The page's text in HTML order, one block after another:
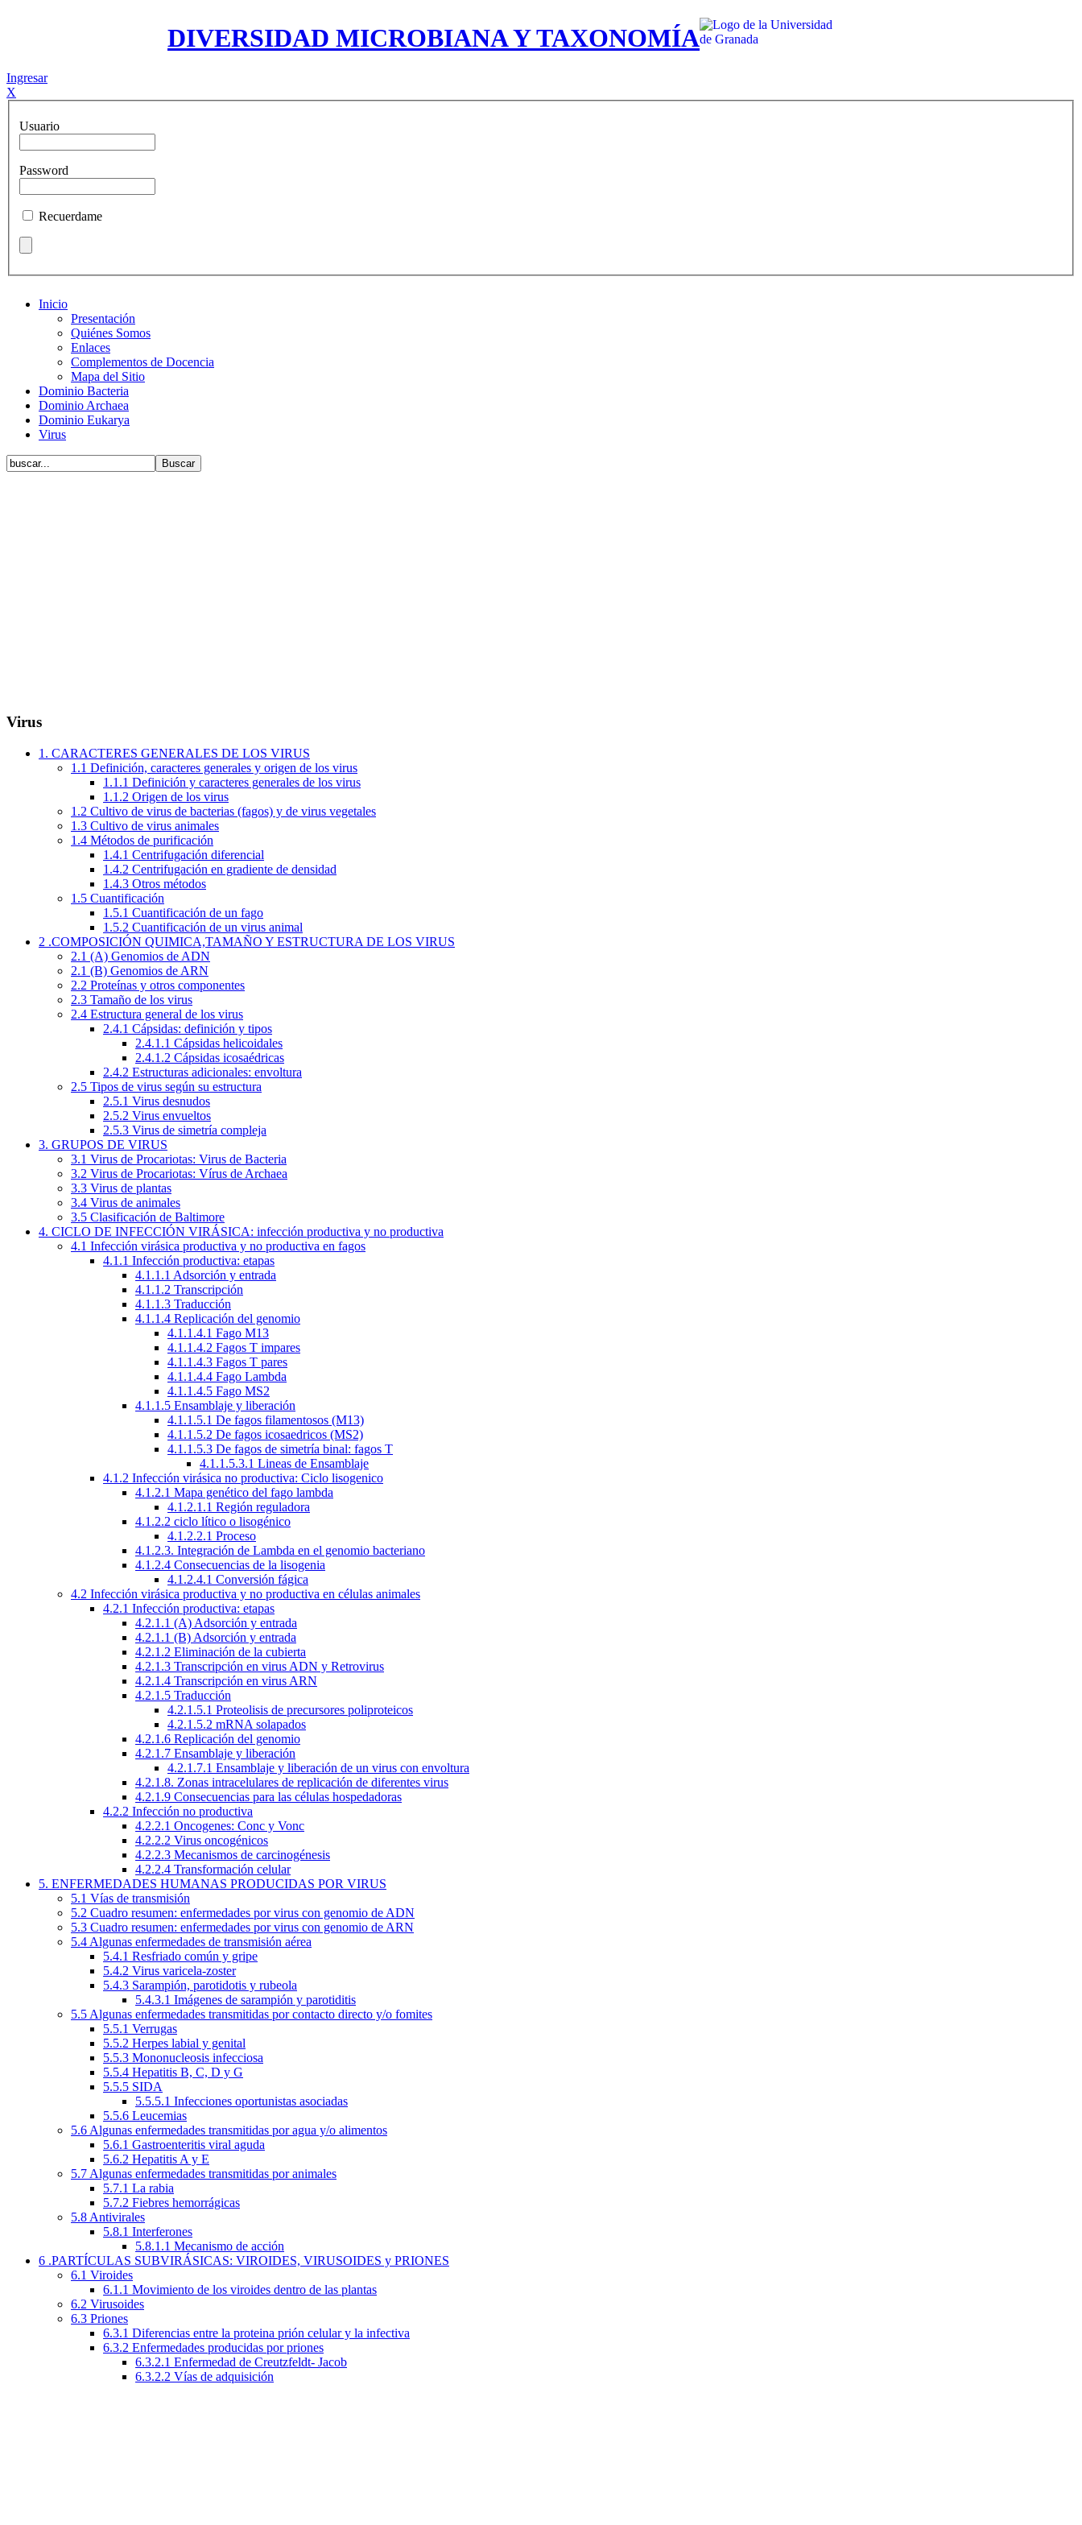
DIVERSIDAD MICROBIANA Y TAXONOMÍA
Ingresar
X
Usuario
Password
Recuerdame
Inicio
Presentación
Quiénes Somos
Enlaces
Complementos de Docencia
Mapa del Sitio
Dominio Bacteria
Dominio Archaea
Dominio Eukarya
Virus
Virus
1. CARACTERES GENERALES DE LOS VIRUS
1.1 Definición, caracteres generales y origen de los virus
1.1.1 Definición y caracteres generales de los virus
1.1.2 Origen de los virus
1.2 Cultivo de virus de bacterias (fagos) y de virus vegetales
1.3 Cultivo de virus animales
1.4 Métodos de purificación
1.4.1 Centrifugación diferencial
1.4.2 Centrifugación en gradiente de densidad
1.4.3 Otros métodos
1.5 Cuantificación
1.5.1 Cuantificación de un fago
1.5.2 Cuantificación de un virus animal
2 .COMPOSICIÓN QUIMICA,TAMAÑO Y ESTRUCTURA DE LOS VIRUS
2.1 (A) Genomios de ADN
2.1 (B) Genomios de ARN
2.2 Proteínas y otros componentes
2.3 Tamaño de los virus
2.4 Estructura general de los virus
2.4.1 Cápsidas: definición y tipos
2.4.1.1 Cápsidas helicoidales
2.4.1.2 Cápsidas icosaédricas
2.4.2 Estructuras adicionales: envoltura
2.5 Tipos de virus según su estructura
2.5.1 Virus desnudos
2.5.2 Virus envueltos
2.5.3 Virus de simetría compleja
3. GRUPOS DE VIRUS
3.1 Virus de Procariotas: Virus de Bacteria
3.2 Virus de Procariotas: Vírus de Archaea
3.3 Virus de plantas
3.4 Virus de animales
3.5 Clasificación de Baltimore
4. CICLO DE INFECCIÓN VIRÁSICA: infección productiva y no productiva
4.1 Infección virásica productiva y no productiva en fagos
4.1.1 Infección productiva: etapas
4.1.1.1 Adsorción y entrada
4.1.1.2 Transcripción
4.1.1.3 Traducción
4.1.1.4 Replicación del genomio
4.1.1.4.1 Fago M13
4.1.1.4.2 Fagos T impares
4.1.1.4.3 Fagos T pares
4.1.1.4.4 Fago Lambda
4.1.1.4.5 Fago MS2
4.1.1.5 Ensamblaje y liberación
4.1.1.5.1 De fagos filamentosos (M13)
4.1.1.5.2 De fagos icosaedricos (MS2)
4.1.1.5.3 De fagos de simetría binal: fagos T
4.1.1.5.3.1 Lineas de Ensamblaje
4.1.2 Infección virásica no productiva: Ciclo lisogenico
4.1.2.1 Mapa genético del fago lambda
4.1.2.1.1 Región reguladora
4.1.2.2 ciclo lítico o lisogénico
4.1.2.2.1 Proceso
4.1.2.3. Integración de Lambda en el genomio bacteriano
4.1.2.4 Consecuencias de la lisogenia
4.1.2.4.1 Conversión fágica
4.2 Infección virásica productiva y no productiva en células animales
4.2.1 Infección productiva: etapas
4.2.1.1 (A) Adsorción y entrada
4.2.1.1 (B) Adsorción y entrada
4.2.1.2 Eliminación de la cubierta
4.2.1.3 Transcripción en virus ADN y Retrovirus
4.2.1.4 Transcripción en virus ARN
4.2.1.5 Traducción
4.2.1.5.1 Proteolisis de precursores poliproteicos
4.2.1.5.2 mRNA solapados
4.2.1.6 Replicación del genomio
4.2.1.7 Ensamblaje y liberación
4.2.1.7.1 Ensamblaje y liberación de un virus con envoltura
4.2.1.8. Zonas intracelulares de replicación de diferentes virus
4.2.1.9 Consecuencias para las células hospedadoras
4.2.2 Infección no productiva
4.2.2.1 Oncogenes: Conc y Vonc
4.2.2.2 Virus oncogénicos
4.2.2.3 Mecanismos de carcinogénesis
4.2.2.4 Transformación celular
5. ENFERMEDADES HUMANAS PRODUCIDAS POR VIRUS
5.1 Vías de transmisión
5.2 Cuadro resumen: enfermedades por virus con genomio de ADN
5.3 Cuadro resumen: enfermedades por virus con genomio de ARN
5.4 Algunas enfermedades de transmisión aérea
5.4.1 Resfriado común y gripe
5.4.2 Virus varicela-zoster
5.4.3 Sarampión, parotidotis y rubeola
5.4.3.1 Imágenes de sarampión y parotiditis
5.5 Algunas enfermedades transmitidas por contacto directo y/o fomites
5.5.1 Verrugas
5.5.2 Herpes labial y genital
5.5.3 Mononucleosis infecciosa
5.5.4 Hepatitis B, C, D y G
5.5.5 SIDA
5.5.5.1 Infecciones oportunistas asociadas
5.5.6 Leucemias
5.6 Algunas enfermedades transmitidas por agua y/o alimentos
5.6.1 Gastroenteritis viral aguda
5.6.2 Hepatitis A y E
5.7 Algunas enfermedades transmitidas por animales
5.7.1 La rabia
5.7.2 Fiebres hemorrágicas
5.8 Antivirales
5.8.1 Interferones
5.8.1.1 Mecanismo de acción
6 .PARTÍCULAS SUBVIRÁSICAS: VIROIDES, VIRUSOIDES y PRIONES
6.1 Viroides
6.1.1 Movimiento de los viroides dentro de las plantas
6.2 Virusoides
6.3 Priones
6.3.1 Diferencias entre la proteina prión celular y la infectiva
6.3.2 Enfermedades producidas por priones
6.3.2.1 Enfermedad de Creutzfeldt- Jacob
6.3.2.2 Vías de adquisición